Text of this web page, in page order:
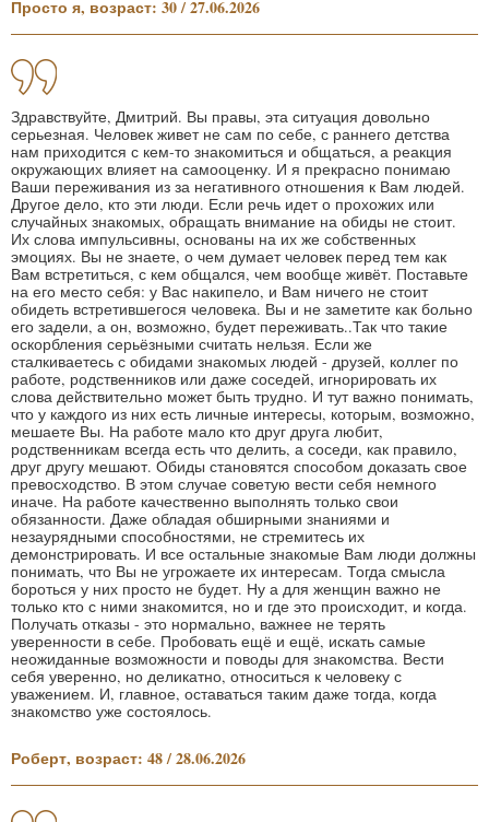
Просто я, возраст: 30 / 27.06.2026
Здравствуйте, Дмитрий. Вы правы, эта ситуация довольно
серьезная. Человек живет не сам по себе, с раннего детства
нам приходится с кем-то знакомиться и общаться, а реакция
окружающих влияет на самооценку. И я прекрасно понимаю
Ваши переживания из за негативного отношения к Вам людей.
Другое дело, кто эти люди. Если речь идет о прохожих или
случайных знакомых, обращать внимание на обиды не стоит.
Их слова импульсивны, основаны на их же собственных
эмоциях. Вы не знаете, о чем думает человек перед тем как
Вам встретиться, с кем общался, чем вообще живёт. Поставьте
на его место себя: у Вас накипело, и Вам ничего не стоит
обидеть встретившегося человека. Вы и не заметите как больно
его задели, а он, возможно, будет переживать..Так что такие
оскорбления серьёзными считать нельзя. Если же
сталкиваетесь с обидами знакомых людей - друзей, коллег по
работе, родственников или даже соседей, игнорировать их
слова действительно может быть трудно. И тут важно понимать,
что у каждого из них есть личные интересы, которым, возможно,
мешаете Вы. На работе мало кто друг друга любит,
родственникам всегда есть что делить, а соседи, как правило,
друг другу мешают. Обиды становятся способом доказать свое
превосходство. В этом случае советую вести себя немного
иначе. На работе качественно выполнять только свои
обязанности. Даже обладая обширными знаниями и
незаурядными способностями, не стремитесь их
демонстрировать. И все остальные знакомые Вам люди должны
понимать, что Вы не угрожаете их интересам. Тогда смысла
бороться у них просто не будет. Ну а для женщин важно не
только кто с ними знакомится, но и где это происходит, и когда.
Получать отказы - это нормально, важнее не терять
уверенности в себе. Пробовать ещё и ещё, искать самые
неожиданные возможности и поводы для знакомства. Вести
себя уверенно, но деликатно, относиться к человеку с
уважением. И, главное, оставаться таким даже тогда, когда
знакомство уже состоялось.
Роберт, возраст: 48 / 28.06.2026